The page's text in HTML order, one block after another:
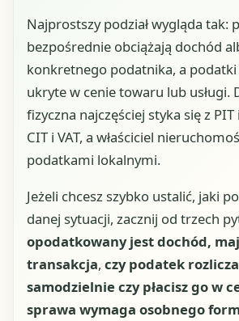
Najprostszy podział wygląda tak:
bezpośrednie obciążają dochód
konkretnego podatnika, a
ukryte w cenie towaru lub usługi.
fizyczna najczęściej styka się z PIT
CIT i VAT, a właściciel
podatkami lokalnymi.
Jeżeli chcesz szybko ustalić, jaki
danej sytuacji, zacznij od trzech
opodatkowany jest dochód,
transakcja, czy podatek
samodzielnie czy płacisz go w
sprawa wymaga osobnego